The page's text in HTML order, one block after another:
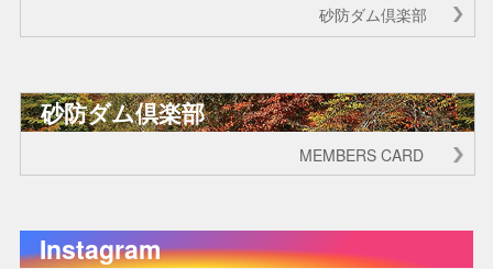
砂防ダム倶楽部
砂防ダム倶楽部
MEMBERS CARD
Instagram